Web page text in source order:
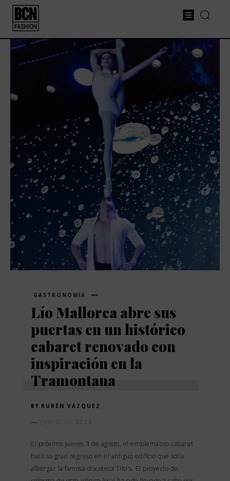
GASTRONOMÍA
Lío Mallorca abre sus
puertas en un histórico
cabaret renovado con
inspiración en la
Tramontana
BY RUBÉN VÁZQUEZ
JUNIO 30, 2023
El próximo jueves 3 de agosto, el emblemático cabaret
hará su gran regreso en el antiguo edificio que solía
albergar la famosa discoteca Tito's. El proyecto de